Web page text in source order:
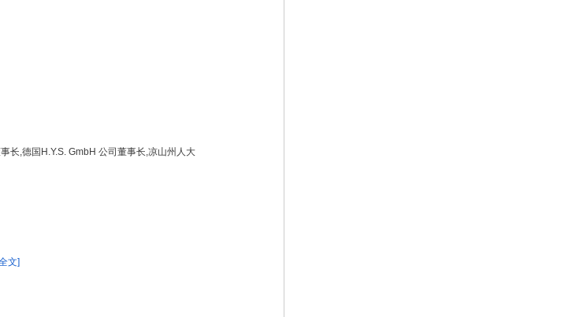
长,德国H.Y.S. GmbH 公司董事长,凉山州人大
文]